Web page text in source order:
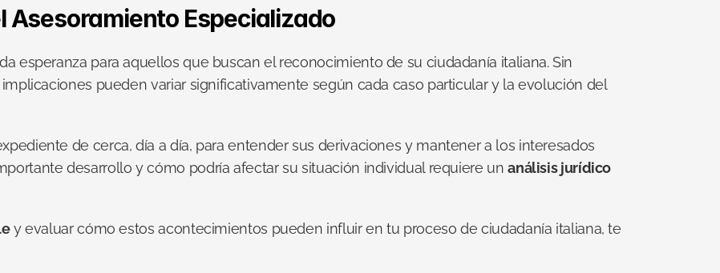
Asesoramiento Especializado
esperanza para aquellos que buscan el reconocimiento de su ciudadanía italiana. Sin
pueden variar significativamente según cada caso particular y la evolución del
de cerca, día a día, para entender sus derivaciones y mantener a los interesados
desarrollo y cómo podría afectar su situación individual requiere un análisis jurídico
y evaluar cómo estos acontecimientos pueden influir en tu proceso de ciudadanía italiana, te